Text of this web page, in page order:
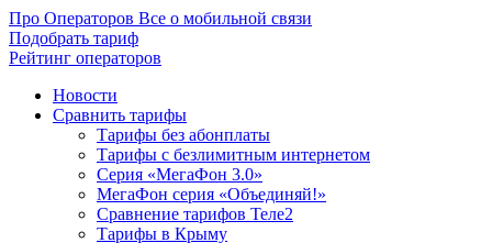
Про Операторов Все о мобильной связи
Подобрать тариф
Рейтинг операторов
Новости
Сравнить тарифы
Тарифы без абонплаты
Тарифы с безлимитным интернетом
Серия «МегаФон 3.0»
МегаФон серия «Объединяй!»
Сравнение тарифов Теле2
Тарифы в Крыму